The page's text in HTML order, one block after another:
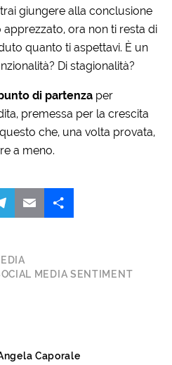
giungere alla conclusione
ora non ti resta di
quanto ti aspettavi. È un
Di stagionalità?
di partenza per
premessa per la crescita
che, una volta provata,
a meno.
MEDIA SENTIMENT
Caporale